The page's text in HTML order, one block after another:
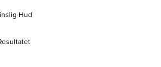
Hud